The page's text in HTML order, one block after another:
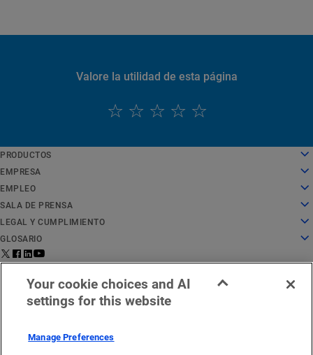
Valore la utilidad de esta página
PRODUCTOS
Cloud computing
Seguridad
Distribución de contenido
Todos los productos y pruebas
Servicios globales
EMPRESA
Sobre nosotros
Historia
Liderazgo
Premios
Junta directiva
Infrastructure for Innovation
Relaciones con los inversores
Responsabilidad corporativa
Oficinas
EMPLEO
Empleo
Trabajar en Akamai
Estudiantes y recién licenciados
Entorno laboral inclusivo
Buscar puestos de trabajo
Blog cultural
SALA DE PRENSA
Sala de prensa
Comunicados de prensa
En las noticias
Recursos multimedia
LEGAL Y CUMPLIMIENTO
Aspectos legales
Cumplimiento de la seguridad de la información
Centro de confianza de privacidad
Declaración de privacidad
Configuración de cookies
GLOSARIO
¿Qué es la seguridad de API?
¿Qué es una CDN?
¿Qué es el cloud computing?
¿Qué es la ciberseguridad?
¿Qué es la microsegmentación?
servicio
Contáctanos
Español
English
Deutsch
Español
Français
Italiano
Português
中文
日本語Your cookie choices and AI
settings for this website
Manage Preferences